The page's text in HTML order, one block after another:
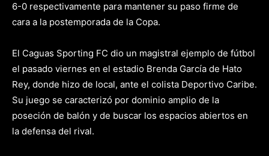
6-0 respectivamente para mantener su paso firme de
cara a la postemporada de la Copa.
El Caguas Sporting FC dio un magistral ejemplo de fútbol
el pasado viernes en el estadio Brenda García de Hato
Rey, donde hizo de local, ante el colista Deportivo Caribe.
Su juego se caracterizó por dominio amplio de la
poseción de balón y de buscar los espacios abiertos en
la defensa del rival.